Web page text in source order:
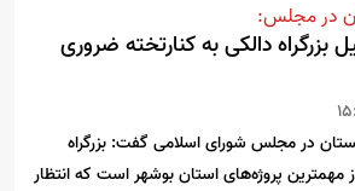
در مجلس:
بزرگراه دالکی به کنارتخته ضروری
در مجلس شورای اسلامی گفت: بزرگراه
مهمترین پروژه‌های استان بوشهر است که انتظار